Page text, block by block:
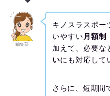
編集部
キノスラスポー
いやすい 月額制
加えて、必要な
いにも対応して
さらに、短期間